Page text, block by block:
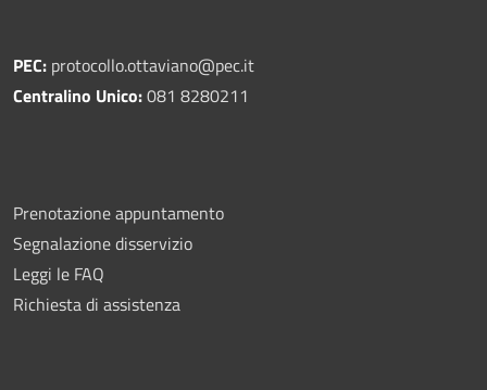
PEC: protocollo.ottaviano@pec.it
Centralino Unico:081 8280211
Prenotazione appuntamento
Segnalazione disservizio
Leggi le FAQ
Richiesta di assistenza